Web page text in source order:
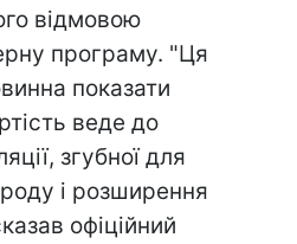
відмовою
програму. "Ця
показати
веде до
згубної для
і розширення
офіційний